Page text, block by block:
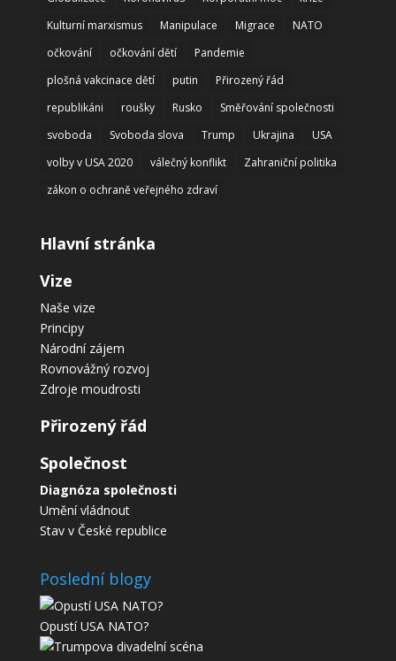
Kulturní marxismus
Manipulace Migrace
NATO
očkování
očkování dětí
Pandemie
plošná vakcinace dětí
putin
Přirozený řád
republikáni
roušky Rusko
Směřování společnosti
svoboda
Svoboda slova Trump Ukrajina
USA
volby v USA 2020
válečný konflikt
Zahraniční politika
zákon o ochraně veřejného zdraví
Hlavní stránka
Vize
Naše vize
Principy
Národní zájem
Rovnovážný rozvoj
Zdroje moudrosti
Přirozený řád
Společnost
Diagnóza společnosti
Umění vládnout
Stav v České republice
Poslední blogy
Opustí USA NATO?